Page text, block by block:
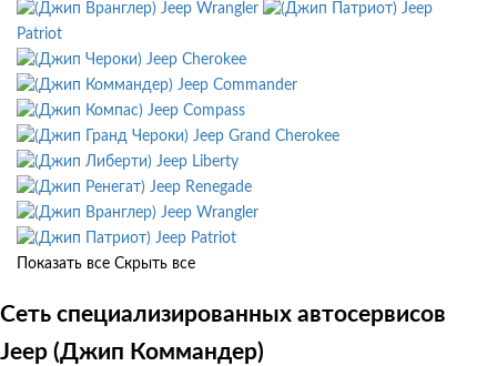
Jeep Wrangler
Jeep
Patriot
Jeep Cherokee
Jeep Commander
Jeep Compass
Jeep Grand Cherokee
Jeep Liberty
Jeep Renegade
Jeep Wrangler
Jeep Patriot
Показать все Скрыть все
Сеть специализированных автосервисов
Jeep (Джип Коммандер)